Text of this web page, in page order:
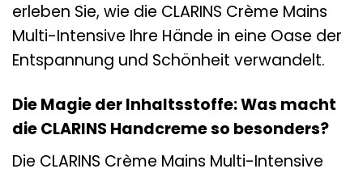
erleben Sie, wie die CLARINS Crème Mains
Multi-Intensive Ihre Hände in eine Oase der
Entspannung und Schönheit verwandelt.
Die Magie der Inhaltsstoffe: Was macht
die CLARINS Handcreme so besonders?
Die CLARINS Crème Mains Multi-Intensive